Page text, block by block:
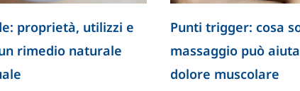
utilizzi e
naturale
Punti trigger: cosa sono e
massaggio può aiutare a
dolore muscolare